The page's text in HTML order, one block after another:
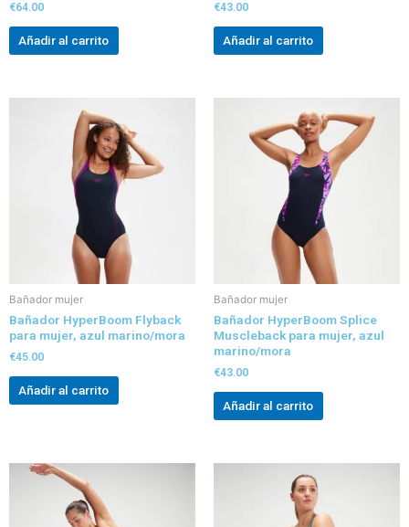
€64.00
Añadir al carrito
€43.00
Añadir al carrito
Bañador mujer
Bañador HyperBoom Flyback
para mujer, azul marino/mora
€45.00
Añadir al carrito
Bañador mujer
Bañador HyperBoom Splice
Muscleback para mujer, azul
marino/mora
€43.00
Añadir al carrito